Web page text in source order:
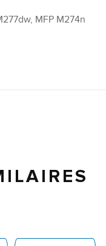
MFP M274n